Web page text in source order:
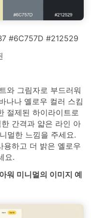
#6C757D #212529
와 그림자로 부드러워
나나 옐로우 컬러 스킴
절제된 하이라이트로
간격과 얇은 라인 아
멀한 느낌을 주세요.
용하고 더 밝은 옐로우
요.
워 미니멀의 이미지 예